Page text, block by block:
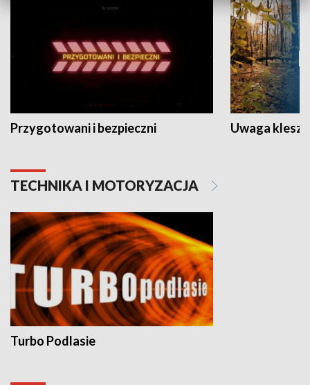
Przygotowani i bezpieczni Uwaga
TECHNIKA I MOTORYZACJA
Turbo Podlasie